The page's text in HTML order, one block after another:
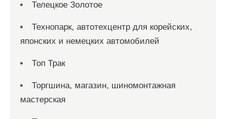
Телецкое Золотое
Технопарк, автотехцентр для корейских,
японских и немецких автомобилей
Топ Трак
Торгшина, магазин, шиномонтажная
мастерская